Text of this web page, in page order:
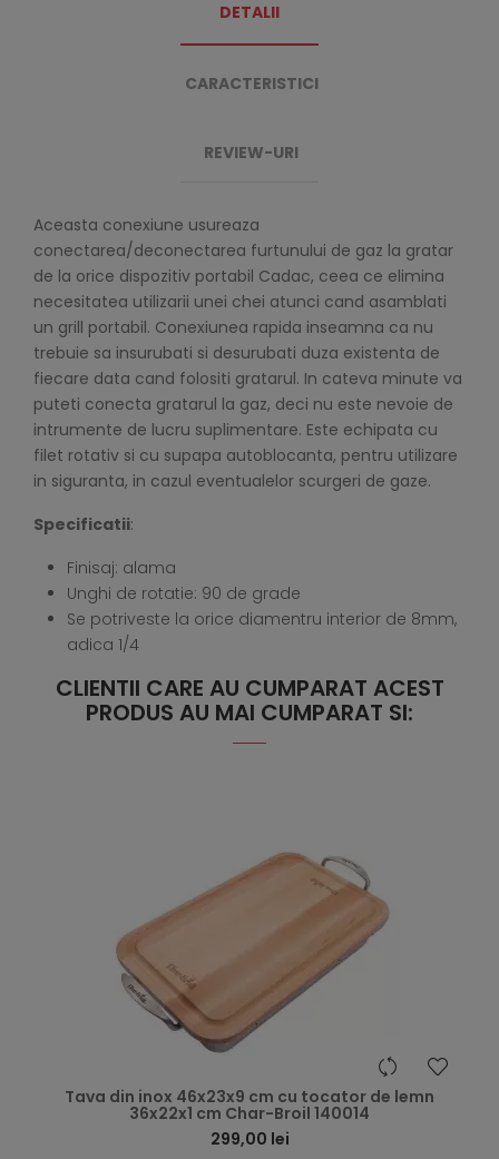
DETALII
CARACTERISTICI
REVIEW-URI
Aceasta conexiune usureaza
conectarea/deconectarea furtunului de gaz la gratar
de la orice dispozitiv portabil Cadac, ceea ce elimina
necesitatea utilizarii unei chei atunci cand asamblati
un grill portabil. Conexiunea rapida inseamna ca nu
trebuie sa insurubati si desurubati duza existenta de
fiecare data cand folositi gratarul. In cateva minute va
puteti conecta gratarul la gaz, deci nu este nevoie de
intrumente de lucru suplimentare. Este echipata cu
filet rotativ si cu supapa autoblocanta, pentru utilizare
in siguranta, in cazul eventualelor scurgeri de gaze.
Specificatii:
Finisaj: alama
Unghi de rotatie: 90 de grade
Se potriveste la orice diamentru interior de 8mm,
adica 1/4
CLIENTII CARE AU CUMPARAT ACEST
PRODUS AU MAI CUMPARAT SI:
Tava din inox 46x23x9 cm cu tocator de lemn
36x22x1 cm Char-Broil 140014
299,00 lei